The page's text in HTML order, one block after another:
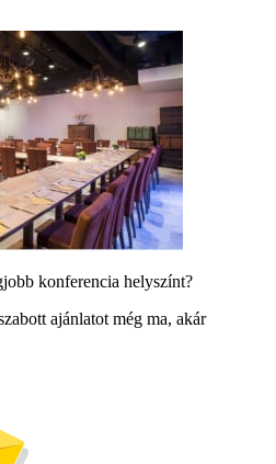
konferencia helyszínt?
ajánlatot még ma, akár